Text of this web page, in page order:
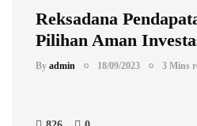
Reksadana
Pilihan Aman
By admin 18/09/2023 3 Mins